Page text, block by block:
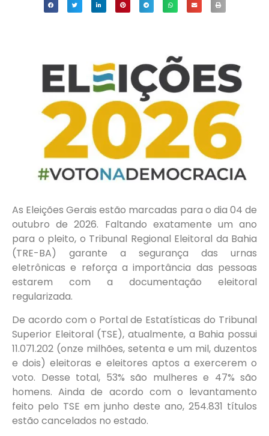
As Eleições Gerais estão marcadas para o dia 04 de
outubro de 2026. Faltando exatamente um ano
para o pleito, o Tribunal Regional Eleitoral da Bahia
(TRE-BA) garante a segurança das urnas
eletrônicas e reforça a importância das pessoas
estarem com a documentação eleitoral
regularizada.
De acordo com o Portal de Estatísticas do Tribunal
Superior Eleitoral (TSE), atualmente, a Bahia possui
11.071.202 (onze milhões, setenta e um mil, duzentos
e dois) eleitoras e eleitores aptos a exercerem o
voto. Desse total, 53% são mulheres e 47% são
homens. Ainda de acordo com o levantamento
feito pelo TSE em junho deste ano, 254.831 títulos
estão cancelados no estado.